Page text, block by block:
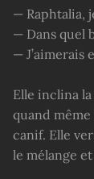
— Raphtalia,
— Dans quel
— J’aimerais
Elle inclina
quand
canif. Elle
le mélange